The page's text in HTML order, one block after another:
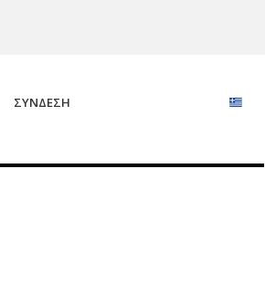
ΣΎΝΔΕΣΗ